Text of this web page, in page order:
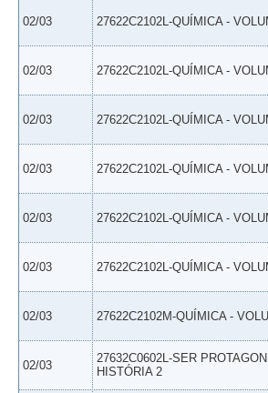
02/03 27622C2102L-QUÍMICA -
02/03 27622C2102L-QUÍMICA -
02/03 27622C2102L-QUÍMICA -
02/03 27622C2102L-QUÍMICA -
02/03 27622C2102L-QUÍMICA -
02/03 27622C2102L-QUÍMICA -
02/03 27622C2102M-QUÍMICA -
02/03
27632C0602L-SER
HISTÓRIA 2